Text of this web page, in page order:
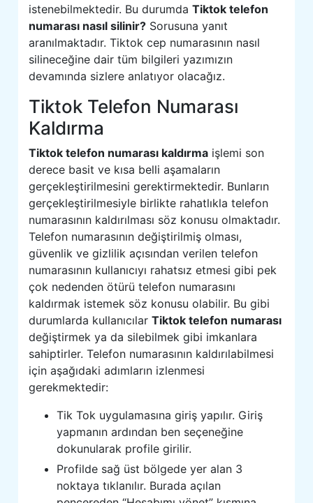
istenebilmektedir. Bu durumdaTiktok telefon
numarası nasıl silinir? Sorusuna yanıt
aranılmaktadır. Tiktok cep numarasının nasıl
silineceğine dair tüm bilgileri yazımızın
devamında sizlere anlatıyor olacağız.
Tiktok Telefon Numarası
Kaldırma
Tiktok telefon numarası kaldırma işlemi son
derece basit ve kısa belli aşamaların
gerçekleştirilmesini gerektirmektedir. Bunların
gerçekleştirilmesiyle birlikte rahatlıkla telefon
numarasının kaldırılması söz konusu olmaktadır.
Telefon numarasının değiştirilmiş olması,
güvenlik ve gizlilik açısından verilen telefon
numarasının kullanıcıyı rahatsız etmesi gibi pek
çok nedenden ötürü telefon numarasını
kaldırmak istemek söz konusu olabilir. Bu gibi
durumlarda kullanıcılarTiktok telefon numarası
değiştirmek ya da silebilmek gibi imkanlara
sahiptirler. Telefon numarasının kaldırılabilmesi
için aşağıdaki adımların izlenmesi
gerekmektedir:
Tik Tok uygulamasına giriş yapılır. Giriş
yapmanın ardından ben seçeneğine
dokunularak profile girilir.
Profilde sağ üst bölgede yer alan 3
noktaya tıklanılır. Burada açılan